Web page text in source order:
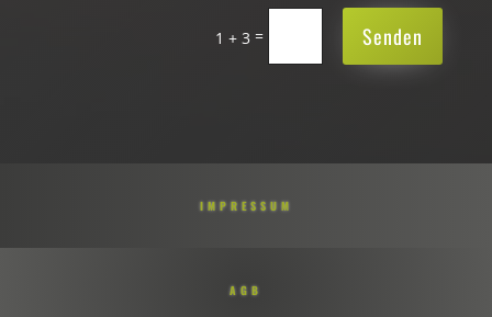
1 + 3 = Senden
IMPRESSUM
AGB